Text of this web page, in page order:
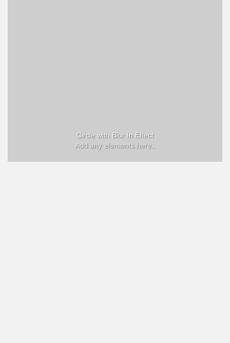
Circle with Blur In Effect
Add any elements here..